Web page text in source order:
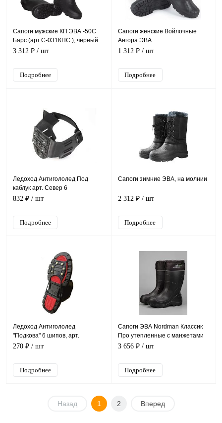
Сапоги мужские КП ЭВА -50С
Барс (арт.С-031КПС ), черный
3 312 ₽ / шт
Подробнее
Сапоги женские Войлочные
Ангора ЭВА
1 312 ₽ / шт
Подробнее
Ледоход Антигололед Под
каблук арт. Север 6
832 ₽ / шт
Подробнее
Сапоги зимние ЭВА, на молнии
2 312 ₽ / шт
Подробнее
Ледоход Антигололед
"Подкова" 6 шипов, арт.
ANPKR6
270 ₽ / шт
Подробнее
Сапоги ЭВА Nordman Классик
Про утепленные с манжетами
(арт.5-1063-D01)
3 656 ₽ / шт
Подробнее
Назад 1 2 Вперед